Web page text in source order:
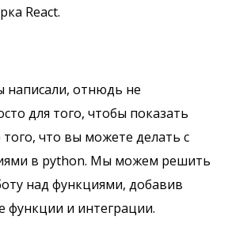
React.
написали, отнюдь не
для того, чтобы показать
что вы можете делать с
в python. Мы можем решить
над функциями, добавив
функции и интеграции.